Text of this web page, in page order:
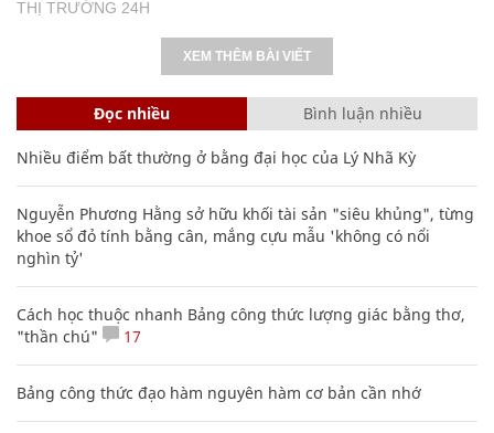
THỊ TRƯỜNG 24H
XEM THÊM BÀI VIẾT
Đọc nhiều Bình luận nhiều
Nhiều điểm bất thường ở bằng đại học của Lý Nhã Kỳ
Nguyễn Phương Hằng sở hữu khối tài sản "siêu khủng", từng
khoe sổ đỏ tính bằng cân, mắng cựu mẫu 'không có nổi
nghìn tỷ'
Cách học thuộc nhanh Bảng công thức lượng giác bằng thơ,
"thần chú"
17
Bảng công thức đạo hàm nguyên hàm cơ bản cần nhớ